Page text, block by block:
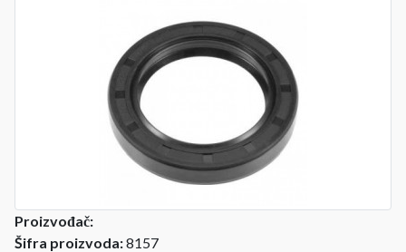
Proizvođač:
Šifra proizvoda:8157